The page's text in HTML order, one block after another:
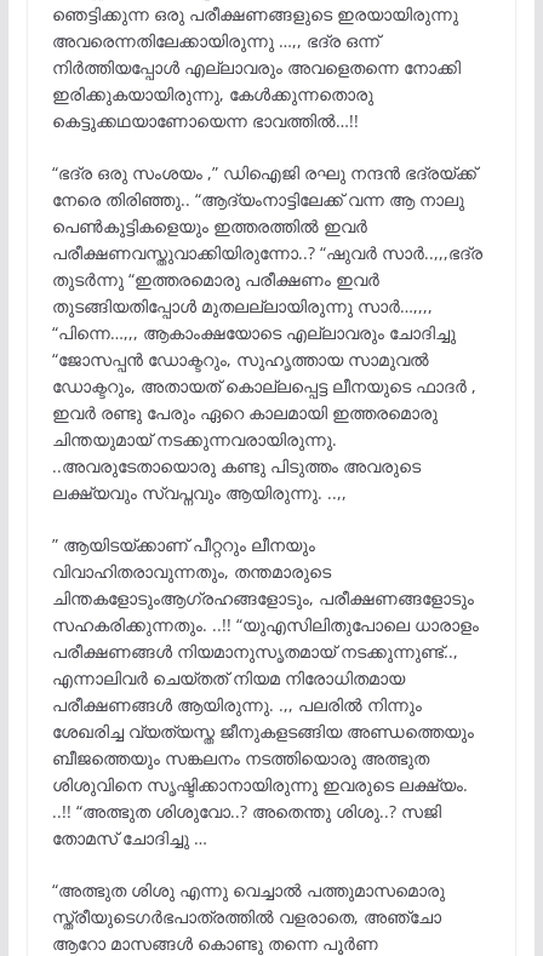
ഞെട്ടിക്കുന്ന ഒരു പരീക്ഷണങ്ങളുടെ ഇരയായിരുന്നു
അവരെന്നതിലേക്കായിരുന്നു …,, ഭദ്ര ഒന്ന്
നിർത്തിയപ്പോൾ എല്ലാവരും അവളെതന്നെ നോക്കി
ഇരിക്കുകയായിരുന്നു, കേൾക്കുന്നതൊരു
കെട്ടുക്കഥയാണോയെന്ന ഭാവത്തിൽ…!!
“ഭദ്ര ഒരു സംശയം ,” ഡിഐജി രഘു നന്ദൻ ഭദ്രയ്ക്ക്
നേരെ തിരിഞ്ഞു.. “ആദ്യംനാട്ടിലേക്ക് വന്ന ആ നാലു
പെൺകുട്ടികളെയും ഇത്തരത്തിൽ ഇവർ
പരീക്ഷണവസ്തുവാക്കിയിരുന്നോ..? “ഷുവർ സാർ..,,,ഭദ്ര
തുടർന്നു “ഇത്തരമൊരു പരീക്ഷണം ഇവർ
തുടങ്ങിയതിപ്പോൾ മുതലല്ലായിരുന്നു സാർ…,,,,
“പിന്നെ…,,, ആകാംക്ഷയോടെ എല്ലാവരും ചോദിച്ചു
“ജോസപ്പൻ ഡോക്ടറും, സുഹൃത്തായ സാമുവൽ
ഡോക്ടറും, അതായത് കൊല്ലപ്പെട്ട ലീനയുടെ ഫാദർ ,
ഇവർ രണ്ടു പേരും ഏറെ കാലമായി ഇത്തരമൊരു
ചിന്തയുമായ് നടക്കുന്നവരായിരുന്നു.
..അവരുടേതായൊരു കണ്ടു പിടുത്തം അവരുടെ
ലക്ഷ്യവും സ്വപ്നവും ആയിരുന്നു. ..,,
” ആയിടയ്ക്കാണ് പീറ്ററും ലീനയും
വിവാഹിതരാവുന്നതും, തന്തമാരുടെ
ചിന്തകളോടുംആഗ്രഹങ്ങളോടും, പരീക്ഷണങ്ങളോടും
സഹകരിക്കുന്നതും. ..!! “യുഎസിലിതുപോലെ ധാരാളം
പരീക്ഷണങ്ങൾ നിയമാനുസൃതമായ് നടക്കുന്നുണ്ട്..,
എന്നാലിവർ ചെയ്തത് നിയമ നിരോധിതമായ
പരീക്ഷണങ്ങൾ ആയിരുന്നു. .,, പലരിൽ നിന്നും
ശേഖരിച്ച വ്യത്യസ്ത ജീനുകളടങ്ങിയ അണ്ഡത്തെയും
ബീജത്തെയും സങ്കലനം നടത്തിയൊരു അത്ഭുത
ശിശുവിനെ സൃഷ്ടിക്കാനായിരുന്നു ഇവരുടെ ലക്ഷ്യം.
..!! “അത്ഭുത ശിശുവോ..? അതെന്തു ശിശു..? സജി
തോമസ് ചോദിച്ചു …
“അത്ഭുത ശിശു എന്നു വെച്ചാൽ പത്തുമാസമൊരു
സ്ത്രീയുടെഗർഭപാത്രത്തിൽ വളരാതെ, അഞ്ചോ
ആറോ മാസങ്ങൾ കൊണ്ടു തന്നെ പൂർണ